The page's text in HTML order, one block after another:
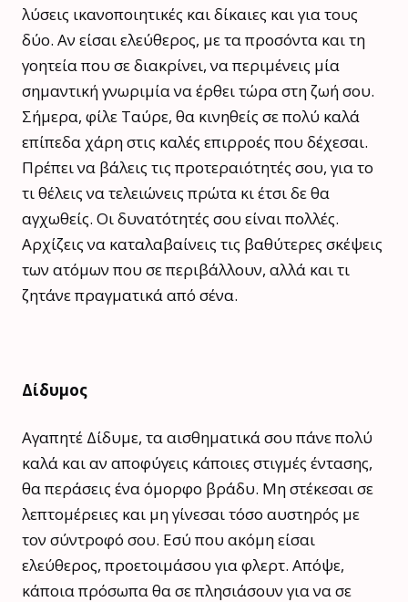
λύσεις ικανοποιητικές και δίκαιες και για τους
δύο. Αν είσαι ελεύθερος, με τα προσόντα και τη
γοητεία που σε διακρίνει, να περιμένεις μία
σημαντική γνωριμία να έρθει τώρα στη ζωή σου.
Σήμερα, φίλε Ταύρε, θα κινηθείς σε πολύ καλά
επίπεδα χάρη στις καλές επιρροές που δέχεσαι.
Πρέπει να βάλεις τις προτεραιότητές σου, για το
τι θέλεις να τελειώνεις πρώτα κι έτσι δε θα
αγχωθείς. Οι δυνατότητές σου είναι πολλές.
Αρχίζεις να καταλαβαίνεις τις βαθύτερες σκέψεις
των ατόμων που σε περιβάλλουν, αλλά και τι
ζητάνε πραγματικά από σένα.
Δίδυμος
Αγαπητέ Δίδυμε, τα αισθηματικά σου πάνε πολύ
καλά και αν αποφύγεις κάποιες στιγμές έντασης,
θα περάσεις ένα όμορφο βράδυ. Μη στέκεσαι σε
λεπτομέρειες και μη γίνεσαι τόσο αυστηρός με
τον σύντροφό σου. Εσύ που ακόμη είσαι
ελεύθερος, προετοιμάσου για φλερτ. Απόψε,
κάποια πρόσωπα θα σε πλησιάσουν για να σε